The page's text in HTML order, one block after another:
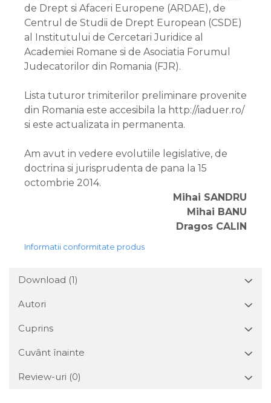
de Drept si Afaceri Europene (ARDAE), de
Centrul de Studii de Drept European (CSDE)
al Institutului de Cercetari Juridice al
Academiei Romane si de Asociatia Forumul
Judecatorilor din Romania (FJR).
Lista tuturor trimiterilor preliminare provenite
din Romania este accesibila la http://iaduer.ro/
si este actualizata in permanenta.
Am avut in vedere evolutiile legislative, de
doctrina si jurisprudenta de pana la 15
octombrie 2014.
Mihai SANDRU
Mihai BANU
Dragos CALIN
Informatii conformitate produs
Download (1)
Autori
Cuprins
Cuvânt înainte
Review-uri (0)